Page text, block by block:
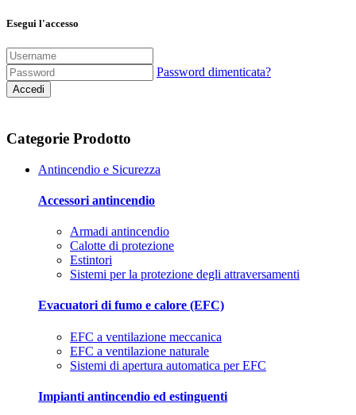
Esegui l'accesso
Password dimenticata?
Accedi
Categorie Prodotto
Antincendio e Sicurezza
Accessori antincendio
Armadi antincendio
Calotte di protezione
Estintori
Sistemi per la protezione degli attraversamenti
Evacuatori di fumo e calore (EFC)
EFC a ventilazione meccanica
EFC a ventilazione naturale
Sistemi di apertura automatica per EFC
Impianti antincendio ed estinguenti